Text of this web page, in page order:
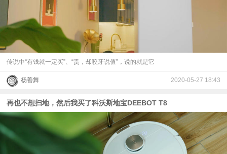
传说中“有钱就一定买”、“贵，却咬牙说值”，说的就是它
杨善舞 2020-05-27 18:43
再也不想扫地，然后我买了科沃斯地宝DEEBOT T8